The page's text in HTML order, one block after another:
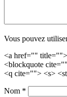
Vous pouvez
<a href=""
<blockquote
<q cite=""> <s>
Nom *